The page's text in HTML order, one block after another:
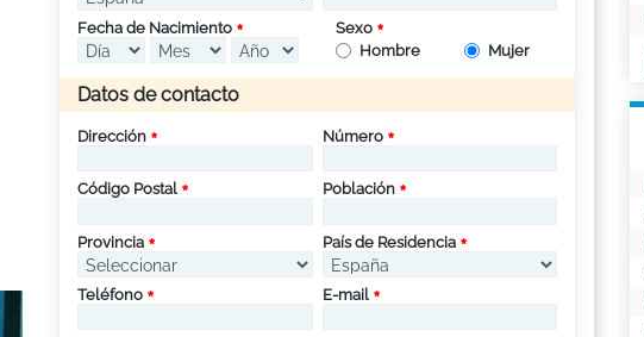
Fecha de Nacimiento
Sexo
Hombre
Mujer
Datos de contacto
Dirección Número
Código Postal Población
Provincia País de Residencia
Teléfono E-mail